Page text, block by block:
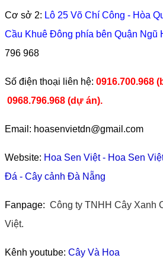
Cơ sở 2: Lô 25 Võ Chí Công - Hòa
Cầu Khuê Đông phía bên Quận Ngũ
796 968
​Số điện thoại liên hệ: 0916.700.968
0968.796.968 (dự án).
Email: hoasenvietdn@gmail.com
Website: Hoa Sen Việt- Hoa Sen
Đá - Cây cảnh Đà Nẵng
Fanpage: Công ty TNHH Cây Xanh
Việt.
Kênh youtube: Cây Và Hoa